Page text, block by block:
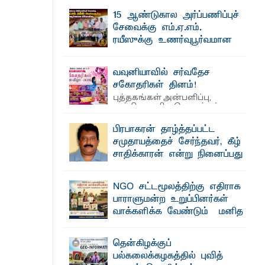
நீண்டகால தேவைக்கு தீர்வு காண
உபவேந்தர் வலியுறுத்தல்
அருட்பணி லூக்ஜோன்
பறிமுதல்
நவீன தொழில்நுட்பமும்
யானைகள்
தங்கப்பதக்கங்கள்,
தெ ன்கிழக்குப் பல்கலைக்கழகத்தின் கலை
மற்றும் கலாசாரப் பீடத்தின் கல்வி மற்றும்
நிர்வாக வளர்ச்சியில் ...
15 ஆண்டுகால அர்ப்பணிப்புச்
சேவைக்கு எம்.ஏ.எம்.
ரயீஸுக்கு உணர்வுபூர்வமான
தெ ன்கிழக்குப் பல்கலைக்கழகத்தின்
நிர்வாக பிரிவிலும் பிரயோக விஞ்ஞான
பீடத்திலும் 15 ஆண்டுகள் ...
வவுனியாவில் சர்வதேச
சகோதரிகள் தினம்!
புத்தகங்கள் அன்பளிப்பு,
அத்தியாவசிய பொருட்கள்
வழங்கல், கவியரங்கம் மற்றும் கலை
நிகழ்ச்சிகளுடன் ...பிரபாகரன் தாழ்த்தப்பட்ட
சமுதாயத்தைச் சேர்ந்தவர், கீழ்
சாதிக்காரன் என்று நினைப்பது
விடுதலைப் புலிகளின் தலைவர் பிரபாகரன்
அவர்கள் வெள்ளாளரல்லாதவர் என்பதால்
அவர் தாழ்த்தப்பட்ட ...
NGO சட்டமூலத்திற்கு எதிராக
பாராளுமன்ற உறுப்பினர்கள்
வாக்களிக்க வேண்டும் – மனித
அருட்பணி லூக்ஜோன் வேண்டுகோள்
ஜே. எப். காமிலா பேகம்- இ லங்கை
அரசாங்கம் அரசுசாரா அமைப்புகள் (NGO)
தென்கிழக்குப்
பல்கலைக்கழகத்தில் புவித்